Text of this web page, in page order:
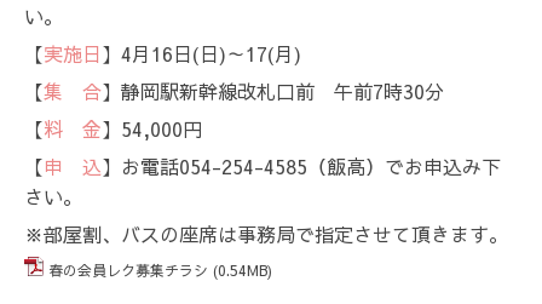
い。
【実施日】4月16日(日)～17(月)
【集 合】静岡駅新幹線改札口前 午前7時30分
【料 金】54,000円
【申 込】お電話054-254-4585（飯高）でお申込み下
さい。
※部屋割、バスの座席は事務局で指定させて頂きます。
春の会員レク募集チラシ (0.54MB)